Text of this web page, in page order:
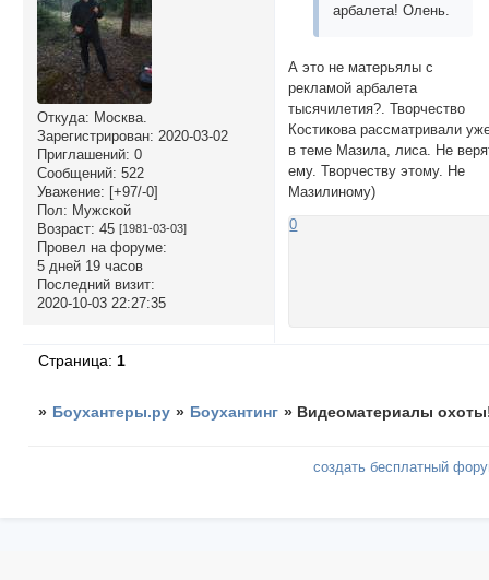
Откуда: Москва.
Зарегистрирован: 2020-03-02
Приглашений: 0
Сообщений: 522
Уважение: [+97/-0]
Пол: Мужской
Возраст: 45 [1981-03-03]
Провел на форуме:
5 дней 19 часов
Последний визит:
2020-10-03 22:27:35
арбалета! Олень.
А это не матерьялы с
рекламой арбалета
тысячилетия?. Творчество
Костикова рассматривали
в теме Мазила, лиса. Не
ему. Творчеству этому. Не
Мазилиному)
0
Страница: 1
» Боухантеры.ру » Боухантинг » Видеоматериалы
создать бесплатный